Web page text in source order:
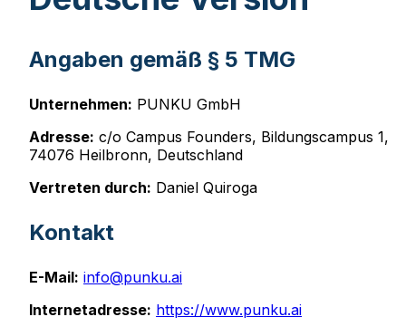
Angaben gemäß § 5 TMG
Unternehmen: PUNKU GmbH
Adresse: c/o Campus Founders, Bildungscampus 1,
74076 Heilbronn, Deutschland
Vertreten durch: Daniel Quiroga
Kontakt
E-Mail: info@punku.ai
Internetadresse: https://www.punku.ai